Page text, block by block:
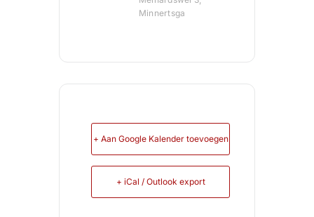
Minnertsga
+ Aan Google Kalender toevoegen
+ iCal / Outlook export